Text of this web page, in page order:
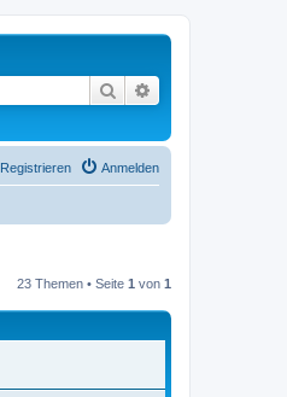
Suche
Anmelden
Registrieren
23 Themen • Seite 1 von 1